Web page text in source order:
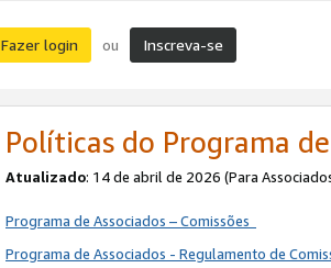
Fazer login ou Inscreva-se
Políticas do Programa
Atualizado: 14 de abril de 2026 (Para
Programa de Associados – Comissões
Programa de Associados - Regulamento de